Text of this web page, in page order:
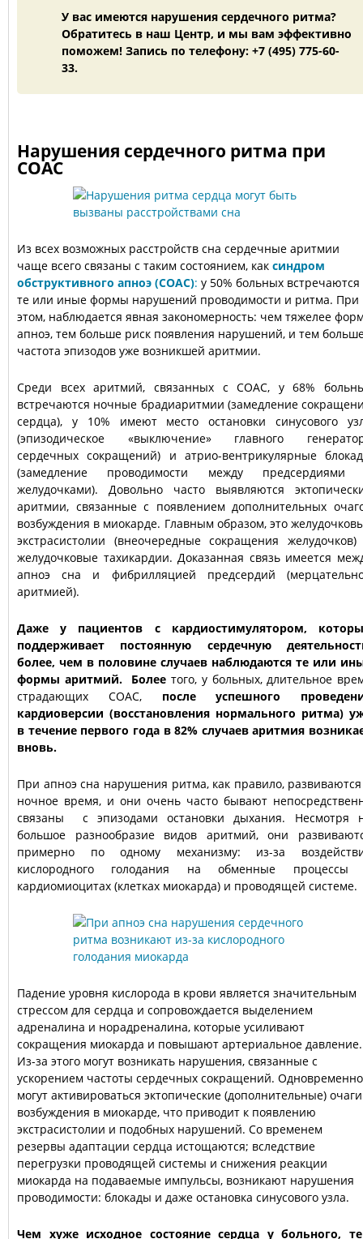
У вас имеются нарушения сердечного ритма?
Обратитесь в наш Центр, и мы вам эффективно
поможем! Запись по телефону: +7 (495) 775-60-
33.
Нарушения сердечного ритма при
СОАС
Из всех возможных расстройств сна сердечные аритмии
чаще всего связаны с таким состоянием, как синдром
обструктивного апноэ (СОАС): у 50% больных встречаются
те или иные формы нарушений проводимости и ритма. При
этом, наблюдается явная закономерность: чем тяжелее
апноэ, тем больше риск появления нарушений, и тем
частота эпизодов уже возникшей аритмии.
Среди всех аритмий, связанных с СОАС, у 68%
встречаются ночные брадиаритмии (замедление
сердца), у 10% имеют место остановки синусового
(эпизодическое «выключение» главного
сердечных сокращений) и атрио-вентрикулярные
(замедление проводимости между предсердиями
желудочками). Довольно часто выявляются
аритмии, связанные с появлением дополнительных
возбуждения в миокарде. Главным образом, это
экстрасистолии (внеочередные сокращения
желудочковые тахикардии. Доказанная связь имеется
апноэ сна и фибрилляцией предсердий
аритмией).
Даже у пациентов с кардиостимулятором,
поддерживает постоянную сердечную
более, чем в половине случаев наблюдаются те или
формы аритмий. Более того, у больных, длительное
страдающих СОАС,после успешного
кардиоверсии (восстановления нормального ритма)
в течение первого года в 82% случаев аритмия
вновь.
При апноэ сна нарушения ритма, как правило,
ночное время, и они очень часто бывают
связаны с эпизодами остановки дыхания. Несмотря
большое разнообразие видов аритмий, они
примерно по одному механизму: из-за
кислородного голодания на обменные процессы
кардиомиоцитах (клетках миокарда) и проводящей системе.
Падение уровня кислорода в крови является значительным
стрессом для сердца и сопровождается выделением
адреналина и норадреналина, которые усиливают
сокращения миокарда и повышают артериальное давление.
Из-за этого могут возникать нарушения, связанные с
ускорением частоты сердечных сокращений. Одновременно
могут активироваться эктопические (дополнительные) очаги
возбуждения в миокарде, что приводит к появлению
экстрасистолии и подобных нарушений. Со временем
резервы адаптации сердца истощаются; вследствие
перегрузки проводящей системы и снижения реакции
миокарда на подаваемые импульсы, возникают нарушения
проводимости: блокады и даже остановка синусового узла.
Чем хуже исходное состояние сердца у больного,